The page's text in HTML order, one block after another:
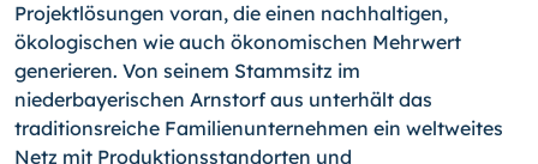
Projektlösungen voran, die einen nachhaltigen,
ökologischen wie auch ökonomischen Mehrwert
generieren. Von seinem Stammsitz im
niederbayerischen Arnstorf aus unterhält das
traditionsreiche Familienunternehmen ein weltweites
Netz mit Produktionsstandorten und